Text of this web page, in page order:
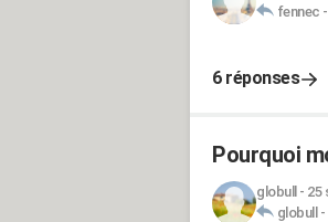
fennec -
6 réponses
Pourquoi
globull - 25
globull -